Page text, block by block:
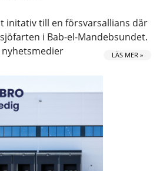
initativ till en försvarsallians där
i Bab-el-Mandebsundet.
LÄS MER »